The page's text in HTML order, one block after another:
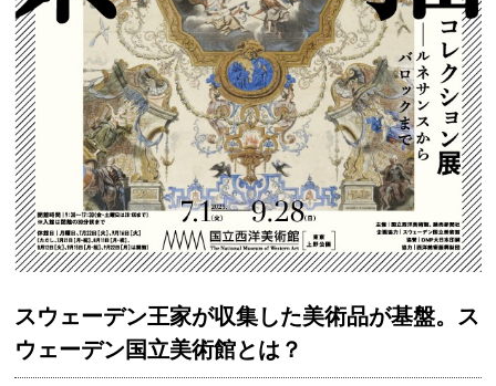
スウェーデン王家が収集した美術品が基盤。ス
ウェーデン国立美術館とは？